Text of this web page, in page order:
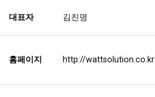
대표자 김진명
홈페이지 http://wattsolution.co.kr